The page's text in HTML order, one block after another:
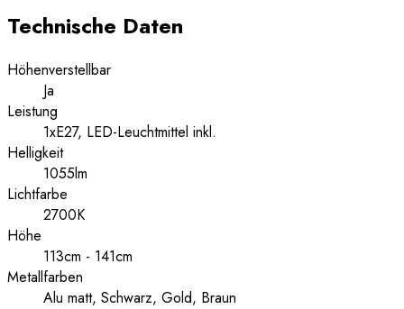
Technische Daten
Höhenverstellbar
Ja
Leistung
1xE27, LED-Leuchtmittel inkl.
Helligkeit
1055lm
Lichtfarbe
2700K
Höhe
113cm - 141cm
Metallfarben
Alu matt, Schwarz, Gold, Braun